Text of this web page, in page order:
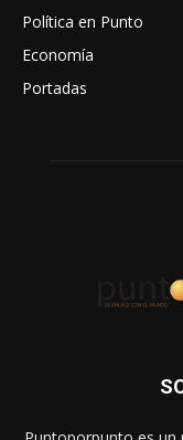
Política en Punto
Economía
Portadas